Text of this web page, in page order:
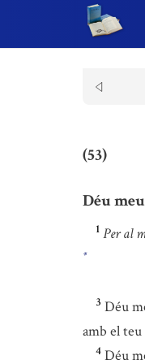
(53)
Déu
1 Per al
*
3 Déu
amb el
4 Déu